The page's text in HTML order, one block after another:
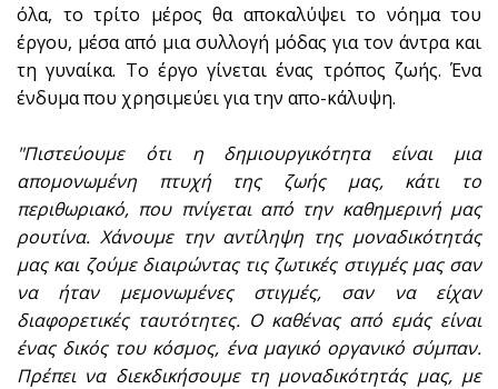
όλα, το τρίτο μέρος θα αποκαλύψει το νόημα του
έργου, μέσα από μια συλλογή μόδας για τον άντρα και
τη γυναίκα. Το έργο γίνεται ένας τρόπος ζωής. Ένα
ένδυμα που χρησιμεύει για την απο-κάλυψη.
"Πιστεύουμε ότι η δημιουργικότητα είναι μια
απομονωμένη πτυχή της ζωής μας, κάτι το
περιθωριακό, που πνίγεται από την καθημερινή μας
ρουτίνα. Χάνουμε την αντίληψη της μοναδικότητάς
μας και ζούμε διαιρώντας τις ζωτικές στιγμές μας σαν
να ήταν μεμονωμένες στιγμές, σαν να είχαν
διαφορετικές ταυτότητες. Ο καθένας από εμάς είναι
ένας δικός του κόσμος, ένα μαγικό οργανικό σύμπαν.
Πρέπει να διεκδικήσουμε τη μοναδικότητάς μας, με